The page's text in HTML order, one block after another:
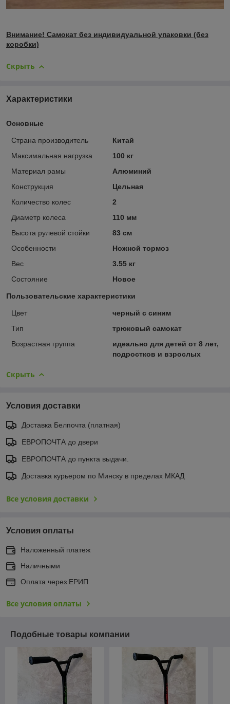
Внимание! Самокат без индивидуальной упаковки (без
коробки)
Скрыть
Характеристики
Основные
Страна производитель
Китай
Максимальная нагрузка
100 кг
Материал рамы
Алюминий
Конструкция
Цельная
Количество колес
2
Диаметр колеса
110 мм
Высота рулевой стойки
83 см
Особенности
Ножной тормоз
Вес
3.55 кг
Состояние
Новое
Пользовательские характеристики
Цвет
черный с синим
Тип
трюковый самокат
Возрастная группа
идеально для детей от 8 лет,
подростков и взрослых
Скрыть
Условия доставки
Доставка Белпочта (платная)
ЕВРОПОЧТА до двери
ЕВРОПОЧТА до пункта выдачи.
Доставка курьером по Минску в пределах МКАД
Все условия доставки
Условия оплаты
Наложенный платеж
Наличными
Оплата через ЕРИП
Все условия оплаты
Подобные товары компании